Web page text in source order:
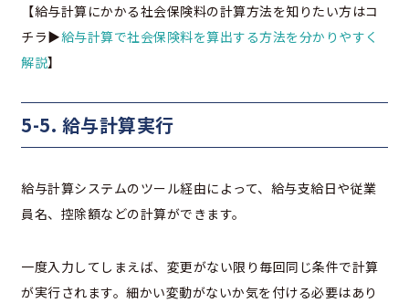
【給与計算にかかる社会保険料の計算方法を知りたい方はコ
チラ▶給与計算で社会保険料を算出する方法を分かりやすく
解説】
5-5. 給与計算実行
給与計算システムのツール経由によって、給与支給日や従業
員名、控除額などの計算ができます。
一度入力してしまえば、変更がない限り毎回同じ条件で計算
が実行されます。細かい変動がないか気を付ける必要はあり